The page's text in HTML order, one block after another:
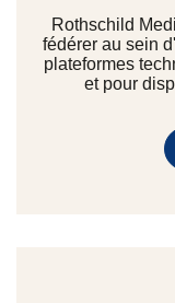
Rothschild
fédérer au sein
plateformes
et pour